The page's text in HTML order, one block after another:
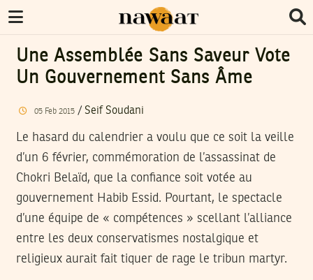
Une Assemblée Sans Saveur Vote
Un Gouvernement Sans Âme
05 Feb 2015/ Seif Soudani
Le hasard du calendrier a voulu que ce soit la veille
d’un 6 février, commémoration de l’assassinat de
Chokri Belaïd, que la confiance soit votée au
gouvernement Habib Essid. Pourtant, le spectacle
d’une équipe de « compétences » scellant l’alliance
entre les deux conservatismes nostalgique et
religieux aurait fait tiquer de rage le tribun martyr.